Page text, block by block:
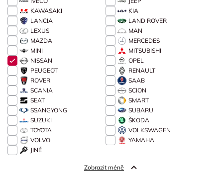
KAWASAKI
KIA
LANCIA
LAND ROVER
LEXUS
MAN
MAZDA
MERCEDES
MINI
MITSUBISHI
NISSAN
OPEL
PEUGEOT
RENAULT
ROVER
SAAB
SCANIA
SCION
SEAT
SMART
SSANGYONG
SUBARU
SUZUKI
ŠKODA
TOYOTA
VOLKSWAGEN
VOLVO
YAMAHA
JINÉ
Zobrazit méně